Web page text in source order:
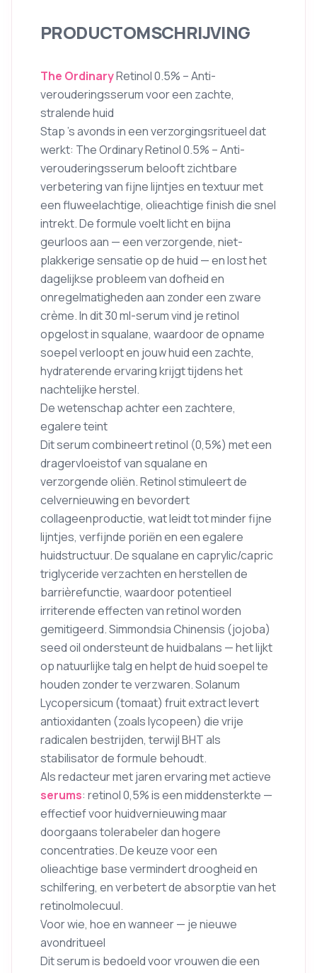
PRODUCTOMSCHRIJVING
The OrdinaryRetinol 0.5% – Anti-
verouderingsserum voor een zachte,
stralende huid
Stap ’s avonds in een verzorgingsritueel dat
werkt: The Ordinary Retinol 0.5% – Anti-
verouderingsserum belooft zichtbare
verbetering van fijne lijntjes en textuur met
een fluweelachtige, olieachtige finish die snel
intrekt. De formule voelt licht en bijna
geurloos aan — een verzorgende, niet-
plakkerige sensatie op de huid — en lost het
dagelijkse probleem van dofheid en
onregelmatigheden aan zonder een zware
crème. In dit 30 ml-serum vind je retinol
opgelost in squalane, waardoor de opname
soepel verloopt en jouw huid een zachte,
hydraterende ervaring krijgt tijdens het
nachtelijke herstel.
De wetenschap achter een zachtere,
egalere teint
Dit serum combineert retinol (0,5%) met een
dragervloeistof van squalane en
verzorgende oliën. Retinol stimuleert de
celvernieuwing en bevordert
collageenproductie, wat leidt tot minder fijne
lijntjes, verfijnde poriën en een egalere
huidstructuur. De squalane en caprylic/capric
triglyceride verzachten en herstellen de
barrièrefunctie, waardoor potentieel
irriterende effecten van retinol worden
gemitigeerd. Simmondsia Chinensis (jojoba)
seed oil ondersteunt de huidbalans — het lijkt
op natuurlijke talg en helpt de huid soepel te
houden zonder te verzwaren. Solanum
Lycopersicum (tomaat) fruit extract levert
antioxidanten (zoals lycopeen) die vrije
radicalen bestrijden, terwijl BHT als
stabilisator de formule behoudt.
Als redacteur met jaren ervaring met actieve
serums: retinol 0,5% is een middensterkte —
effectief voor huidvernieuwing maar
doorgaans tolerabeler dan hogere
concentraties. De keuze voor een
olieachtige base vermindert droogheid en
schilfering, en verbetert de absorptie van het
retinolmolecuul.
Voor wie, hoe en wanneer — je nieuwe
avondritueel
Dit serum is bedoeld voor vrouwen die een